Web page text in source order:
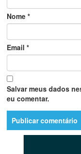
Nome *
Email *
Salvar meus dados
eu comentar.